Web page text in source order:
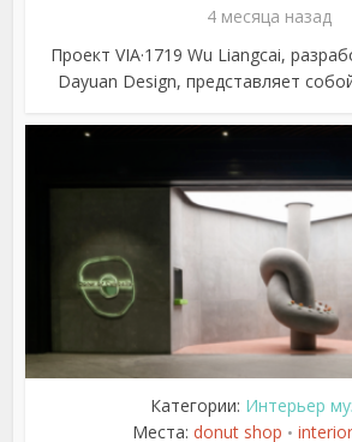
4 месяца назад
Проект VIA·1719 Wu Liangcai,
Dayuan Design, представляет
Категории: Интерьер
Места: donut shop • interior